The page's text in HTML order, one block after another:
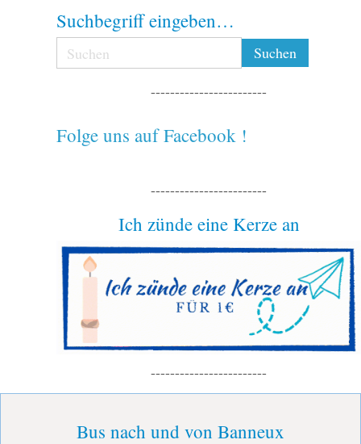
Suchbegriff eingeben…
------------------------
Folge uns auf Facebook !
------------------------
Ich zünde eine Kerze an
------------------------
Bus nach und von Banneux